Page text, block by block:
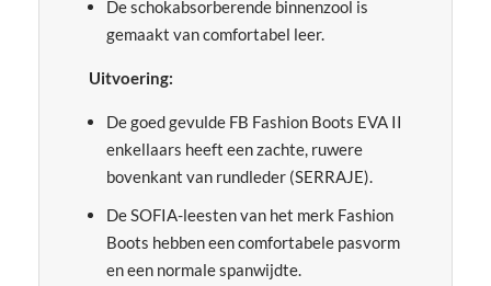
De schokabsorberende binnenzool is
gemaakt van comfortabel leer.
Uitvoering:
De goed gevulde FB Fashion Boots EVA II
enkellaars heeft een zachte, ruwere
bovenkant van rundleder (SERRAJE).
De SOFIA-leesten van het merk Fashion
Boots hebben een comfortabele pasvorm
en een normale spanwijdte.